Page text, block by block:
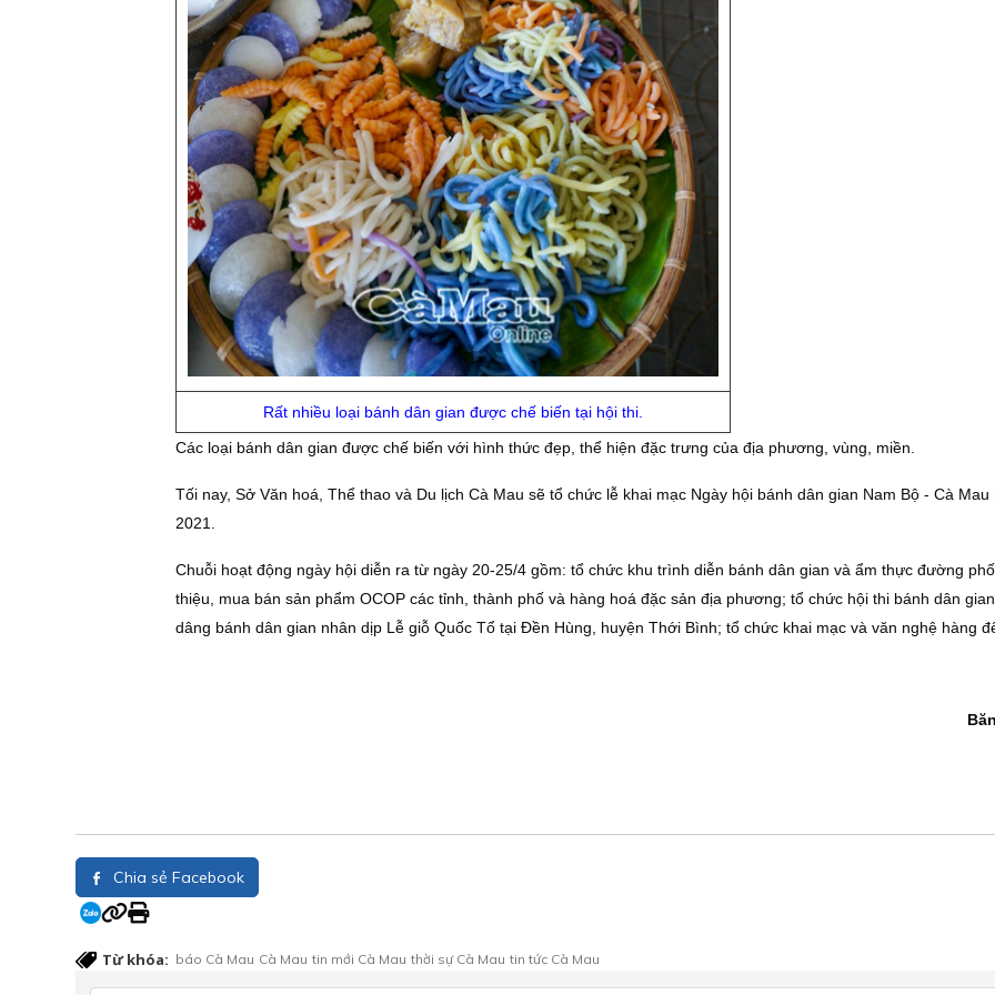
Rất nhiều loại bánh dân gian được chế biến tại hội thi.
Các loại bánh dân gian được chế biến với hình thức đẹp, thể hiện đặc trưng của địa phương, vùng, miền.
Tối nay, Sở Văn hoá, Thể thao và Du lịch Cà Mau sẽ tổ chức lễ khai mạc Ngày hội bánh dân gian Nam Bộ - Cà Mau
2021.
Chuỗi hoạt động ngày hội diễn ra từ ngày 20-25/4 gồm: tổ chức khu trình diễn bánh dân gian và ẩm thực đường
thiệu, mua bán sản phẩm OCOP các tỉnh, thành phố và hàng hoá đặc sản địa phương; tổ chức hội thi bánh dân
dâng bánh dân gian nhân dịp Lễ giỗ Quốc Tổ tại Đền Hùng, huyện Thới Bình; tổ chức khai mạc và văn nghệ hàng
Chia sẻ Facebook
Từ khóa: báo Cà Mau Cà Mau tin mới Cà Mau thời sự Cà Mau tin tức Cà Mau